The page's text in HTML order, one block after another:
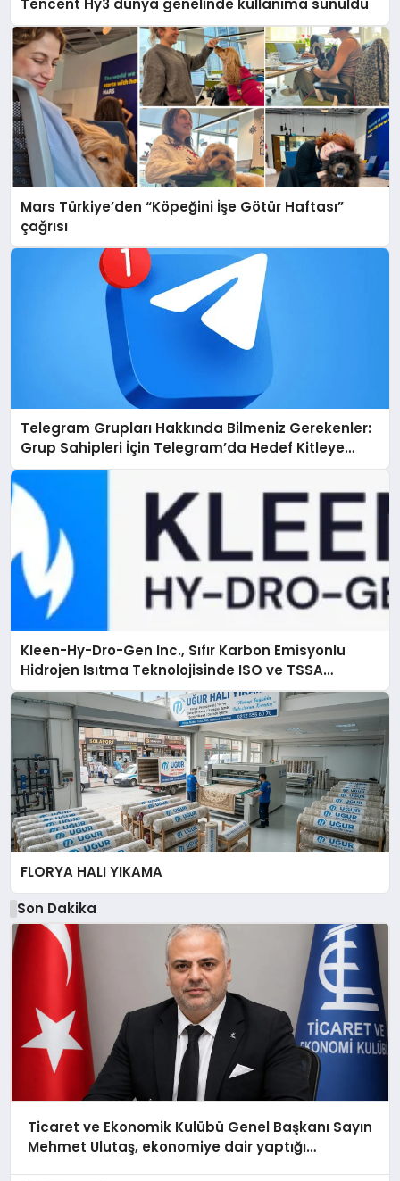
Tencent Hy3 dünya genelinde kullanıma sunuldu
Mars Türkiye’den “Köpeğini İşe Götür Haftası”
çağrısı
Telegram Grupları Hakkında Bilmeniz Gerekenler:
Grup Sahipleri İçin Telegram’da Hedef Kitleye
Ulaşma
Kleen-Hy-Dro-Gen Inc., Sıfır Karbon Emisyonlu
Hidrojen Isıtma Teknolojisinde ISO ve TSSA
Düzenleyici Onaylarını Aldı
FLORYA HALI YIKAMA
Son Dakika
Ticaret ve Ekonomik Kulübü Genel Başkanı Sayın
Mehmet Ulutaş, ekonomiye dair yaptığı